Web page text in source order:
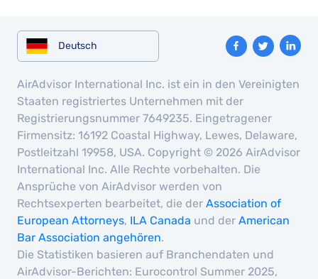
Deutsch
AirAdvisor International Inc. ist ein in den Vereinigten
Staaten registriertes Unternehmen mit der
Registrierungsnummer 7649235. Eingetragener
Firmensitz: 16192 Coastal Highway, Lewes, Delaware,
Postleitzahl 19958, USA. Copyright © 2026 AirAdvisor
International Inc. Alle Rechte vorbehalten. Die
Ansprüche von AirAdvisor werden von
Rechtsexperten bearbeitet, die der Association of
European Attorneys, ILA Canada und der American
Bar Association angehören.
Die Statistiken basieren auf Branchendaten und
AirAdvisor-Berichten: Eurocontrol Summer 2025,